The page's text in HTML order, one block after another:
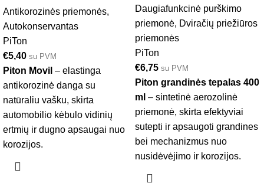
Antikorozinės priemonės,
Autokonservantas
PiTon
€5,40 su PVM
Piton Movil – elastinga
antikorozinė danga su
natūraliu vašku, skirta
automobilio kėbulo vidinių
ertmių ir dugno apsaugai nuo
korozijos.
Daugiafunkcinė purškimo
priemonė, Dviračių priežiūros
priemonės
PiTon
€6,75 su PVM
Piton grandinės tepalas 400
ml – sintetinė aerozolinė
priemonė, skirta efektyviai
sutepti ir apsaugoti grandines
bei mechanizmus nuo
nusidėvėjimo ir korozijos.